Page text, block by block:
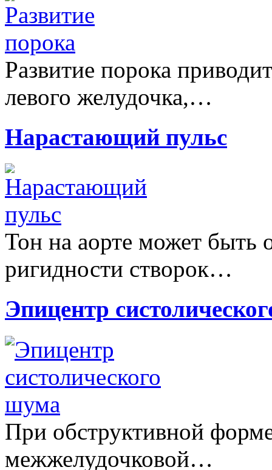
Развитие порока
левого желудочка,…
Нарастающий пульс
Тон на аорте может быть
ригидности створок…
Эпицентр
При обструктивной
межжелудочковой…